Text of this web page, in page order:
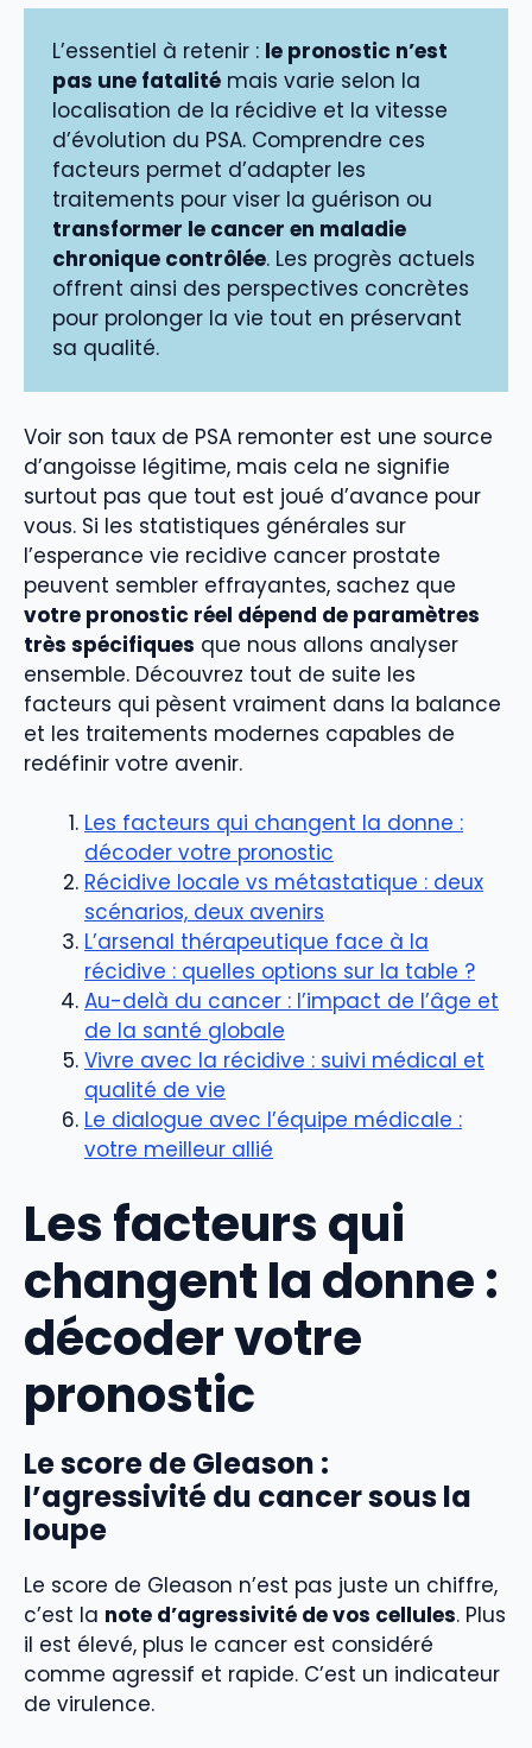
L’essentiel à retenir : le pronostic n’est
pas une fatalité mais varie selon la
localisation de la récidive et la vitesse
d’évolution du PSA. Comprendre ces
facteurs permet d’adapter les
traitements pour viser la guérison ou
transformer le cancer en maladie
chronique contrôlée. Les progrès actuels
offrent ainsi des perspectives concrètes
pour prolonger la vie tout en préservant
sa qualité.
Voir son taux de PSA remonter est une source
d’angoisse légitime, mais cela ne signifie
surtout pas que tout est joué d’avance pour
vous. Si les statistiques générales sur
l’esperance vie recidive cancer prostate
peuvent sembler effrayantes, sachez que
votre pronostic réel dépend de paramètres
très spécifiques que nous allons analyser
ensemble. Découvrez tout de suite les
facteurs qui pèsent vraiment dans la balance
et les traitements modernes capables de
redéfinir votre avenir.
Les facteurs qui changent la donne :
décoder votre pronostic
Récidive locale vs métastatique : deux
scénarios, deux avenirs
L’arsenal thérapeutique face à la
récidive : quelles options sur la table ?
Au-delà du cancer : l’impact de l’âge et
de la santé globale
Vivre avec la récidive : suivi médical et
qualité de vie
Le dialogue avec l’équipe médicale :
votre meilleur allié
Les facteurs qui
changent la donne :
décoder votre
pronostic
Le score de Gleason :
l’agressivité du cancer sous la
loupe
Le score de Gleason n’est pas juste un chiffre,
c’est la note d’agressivité de vos cellules. Plus
il est élevé, plus le cancer est considéré
comme agressif et rapide. C’est un indicateur
de virulence.